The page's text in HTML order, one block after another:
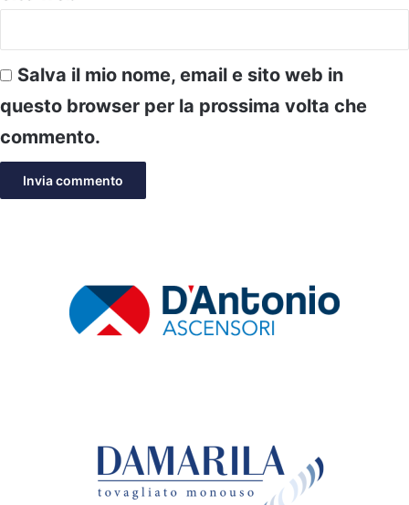
Salva il mio nome, email e sito web in
questo browser per la prossima volta che
commento.